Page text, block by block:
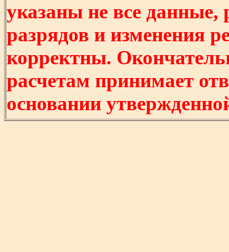
указаны не все
разрядов и изменения
корректны.
расчетам принимает
основании